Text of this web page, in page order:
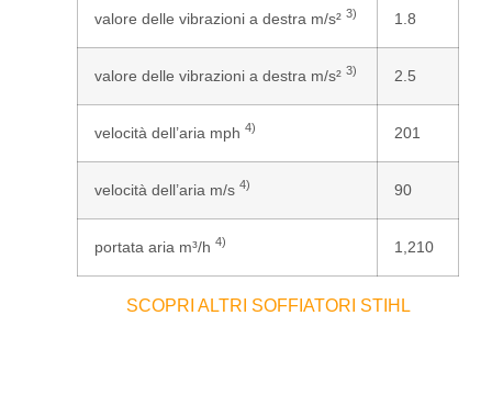
valore delle vibrazioni a destra m/s² 3) 1.8
valore delle vibrazioni a destra m/s² 3) 2.5
velocità dell’aria mph 4) 201
velocità dell’aria m/s 4) 90
portata aria m³/h 4) 1,210
SCOPRI ALTRI SOFFIATORI STIHL